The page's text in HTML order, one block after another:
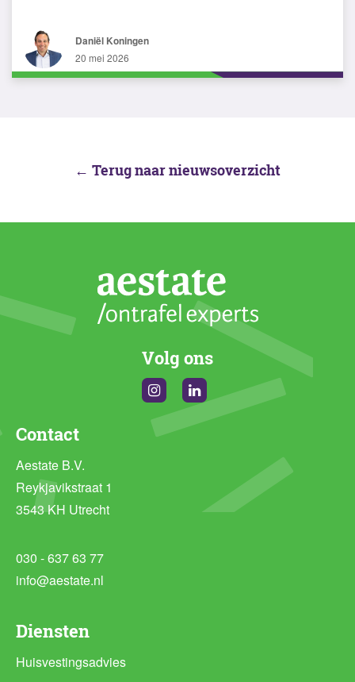
Daniël Koningen
20 mei 2026
← Terug naar nieuwsoverzicht
Volg ons
InstagramLinkedin
Diensten
Huisvestingsadvies
Contact
Aestate B.V.
Reykjavikstraat 1
3543 KH Utrecht
030 - 637 63 77
info@aestate.nl